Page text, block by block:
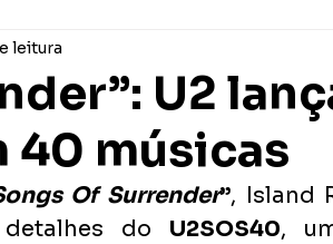
U2
40 músicas
leitura
Of Surrender”, Island
do U2SOS40,